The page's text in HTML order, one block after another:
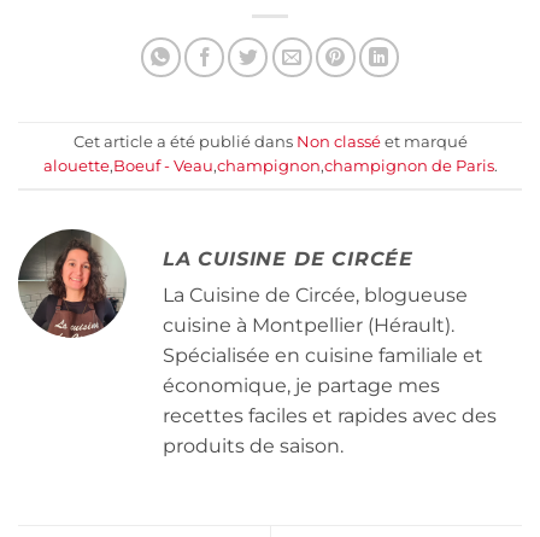
Cet article a été publié dans Non classéet marqué
alouette,Boeuf - Veau,champignon,champignon de Paris.
LA CUISINE DE CIRCÉE
La Cuisine de Circée, blogueuse
cuisine à Montpellier (Hérault).
Spécialisée en cuisine familiale et
économique, je partage mes
recettes faciles et rapides avec des
produits de saison.